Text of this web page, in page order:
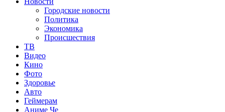
Городские новости
Политика
Экономика
Происшествия
ТВ
Видео
Кино
Фото
Здоровье
Авто
Геймерам
Аниме Че